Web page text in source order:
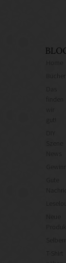
finden
gut!
News
Gute
Neue
T-Shirt